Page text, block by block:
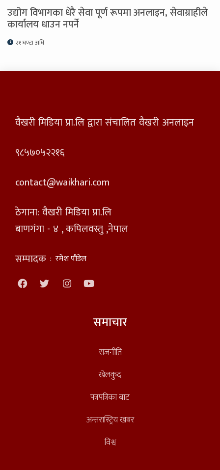
उद्योग विभागका धेरै सेवा पूर्ण रूपमा अनलाइन, सेवाग्राहीले
कार्यालय धाउन नपर्ने
२१ घण्टा अघि
वैखरी मिडिया प्रा.लि द्वारा संचालित वैखरी अनलाइन
९८५७०५२२१६
contact@waikhari.com
ठेगाना: वैखरी मिडिया प्रा.लि
बाणगंगा - ४ , कपिलवस्तु ,नेपाल
सम्पादक : रमेश पौडेल
समाचार
राजनीति
खेलकुद
पत्रपत्रिका बाट
अन्तरास्ट्रिय खबर
विश्व